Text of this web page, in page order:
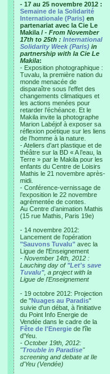
- 17 au 25 novembre 2012 :
Semaine de la Solidarité
Internationale (Paris) en
partenariat avec la Cie Le
Makila / - From November
17th to 25th : International
Solidarity Week (Paris) in
partnership with la Cie Le
Makila:
- Exposition photographique :
Tuvalu, la première nation du
monde menacée de
disparaître sous l’effet des
changements climatiques et
les actions menées pour
retarder l’échéance. Et le
Makila invite la photographe
Marion Labéjof à exposer sa
réflexion poétique sur les liens
de l’homme à la nature.
- Ateliers d’art plastique et de
théâtre sur la BD « A l’eau, la
Terre » par le Makila pour les
enfants du Centre de Loisirs
Mathis le 21 novembre après-
midi.
- Conférence-vernissage de
l’exposition le 22 novembre
agrémentée de contes.
Au Centre d’animation Mathis
(15 rue Mathis, Paris 19e)
- 14 novembre 2012:
Lancement de l'opération
"Sauvons Tuvalu" avec la
Ligue de l'Enseignement
- November 14th, 2012 :
Lauching day of "Let's save
Tuvalu", a project with la
Ligue de l'Enseignement
- 19 octobre 2012: Projection
de "Nuages au Paradis"
suivie d'un débat, à l'initiative
du Point Info Energie de
Vendée dans le cadre de la
Fête de l'Energie de l'île
d'Yeu.
- October 19th, 2012:
"Trouble in Paradise"
screening and debate at Ile
d'Yeu (Vendée)